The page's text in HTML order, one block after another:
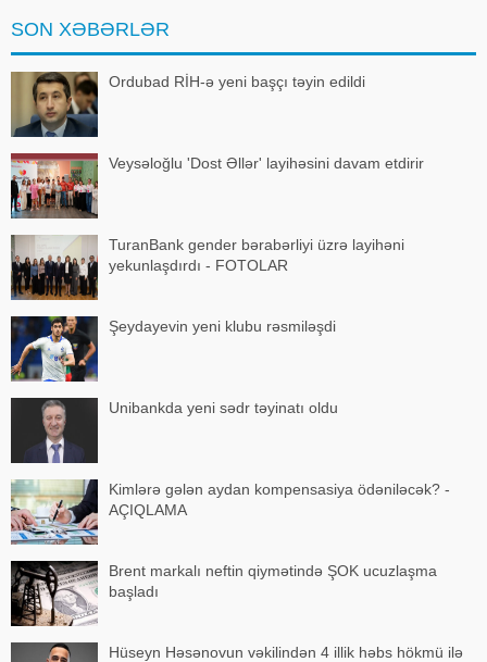
SON XƏBƏRLƏR
Ordubad RİH-ə yeni başçı təyin edildi
Veysəloğlu 'Dost Əllər' layihəsini davam etdirir
TuranBank gender bərabərliyi üzrə layihəni
yekunlaşdırdı - FOTOLAR
Şeydayevin yeni klubu rəsmiləşdi
Unibankda yeni sədr təyinatı oldu
Kimlərə gələn aydan kompensasiya ödəniləcək? -
AÇIQLAMA
Brent markalı neftin qiymətində ŞOK ucuzlaşma
başladı
Hüseyn Həsənovun vəkilindən 4 illik həbs hökmü ilə